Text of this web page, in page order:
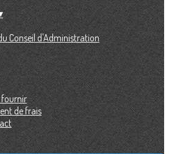
Conseil d'Administration
fournir
de frais